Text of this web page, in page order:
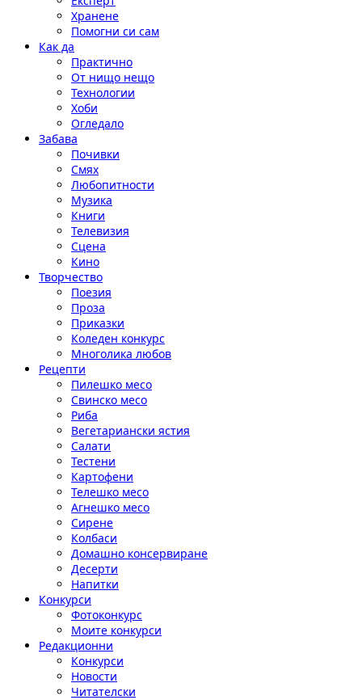
Хранене
Помогни си сам
Как да
Практично
От нищо нещо
Технологии
Хоби
Огледало
Забава
Почивки
Смях
Любопитности
Музика
Книги
Телевизия
Сцена
Кино
Творчество
Поезия
Проза
Приказки
Коледен конкурс
Многолика любов
Рецепти
Пилешко месо
Свинско месо
Риба
Вегетариански ястия
Салати
Тестени
Картофени
Телешко месо
Агнешко месо
Сирене
Колбаси
Домашно консервиране
Десерти
Напитки
Конкурси
Фотоконкурс
Моите конкурси
Редакционни
Конкурси
Новости
Читателски